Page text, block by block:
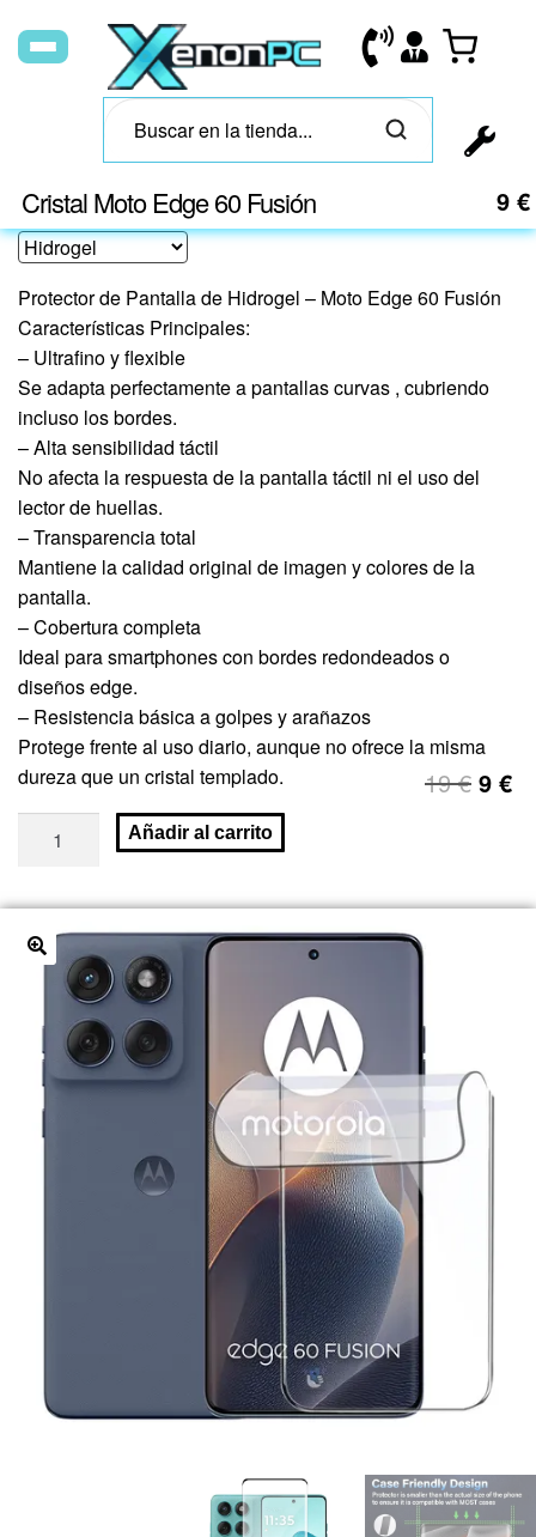
Cristal Moto Edge 60 Fusión 9 €
Protector de Pantalla de Hidrogel – Moto Edge 60 Fusión
Características Principales:
– Ultrafino y flexible
Se adapta perfectamente a pantallas curvas , cubriendo
incluso los bordes.
– Alta sensibilidad táctil
No afecta la respuesta de la pantalla táctil ni el uso del
lector de huellas.
– Transparencia total
Mantiene la calidad original de imagen y colores de la
pantalla.
– Cobertura completa
Ideal para smartphones con bordes redondeados o
diseños edge.
– Resistencia básica a golpes y arañazos
Protege frente al uso diario, aunque no ofrece la misma
dureza que un cristal templado.
19€ 9 €
Añadir al carrito